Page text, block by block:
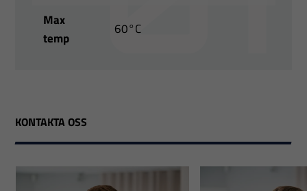
Max
temp
60°C
KONTAKTA OSS